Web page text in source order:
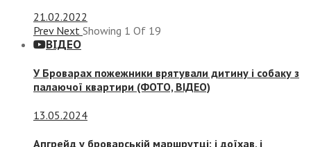
21.02.2022
Prev Next Showing 1 Of 19
ВІДЕО
У Броварах пожежники врятували дитину і собаку з
палаючої квартири (ФОТО, ВІДЕО)
13.05.2024
Апгрейд у броварській маршрутці: і доїхав, і